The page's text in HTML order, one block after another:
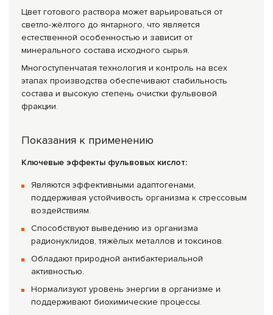
Цвет готового раствора может варьироваться от
светло-жёлтого до янтарного, что является
естественной особенностью и зависит от
минерального состава исходного сырья.
Многоступенчатая технология и контроль на всех
этапах производства обеспечивают стабильность
состава и высокую степень очистки фульвовой
фракции.
Показания к применению
Ключевые эффекты фульвовых кислот:
Являются эффективными адаптогенами,
поддерживая устойчивость организма к стрессовым
воздействиям.
Способствуют выведению из организма
радионуклидов, тяжёлых металлов и токсинов.
Обладают природной антибактериальной
активностью.
Нормализуют уровень энергии в организме и
поддерживают биохимические процессы.